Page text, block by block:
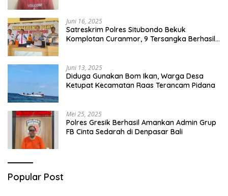
Juni 16, 2025
Satreskrim Polres Situbondo Bekuk
Komplotan Curanmor, 9 Tersangka Berhasil
Juni 13, 2025
Diduga Gunakan Bom Ikan, Warga Desa
Ketupat Kecamatan Raas Terancam Pidana
Mei 25, 2025
Polres Gresik Berhasil Amankan Admin Grup
FB Cinta Sedarah di Denpasar Bali
Popular Post